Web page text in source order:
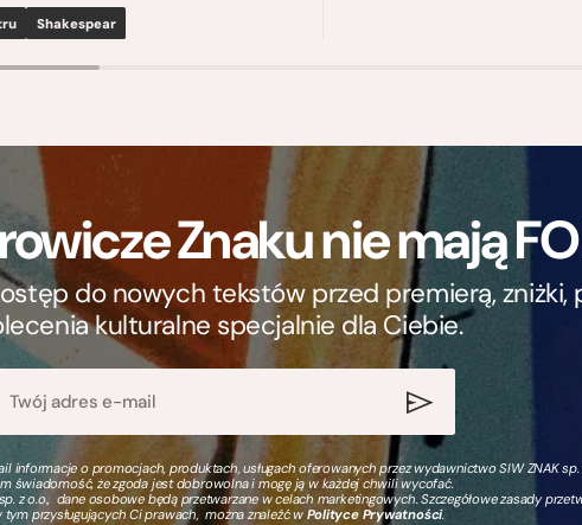
Shakespear
Znaku nie mają
do nowych tekstów przed premierą, zniżki,
kulturalne specjalnie dla Ciebie.
informacje o promocjach, produktach, usługach oferowanych przez wydawnictwo SIW ZNAK sp.
świadomość, że zgoda jest dobrowolna i mogę ją w każdej chwili wycofać.
z o.o., dane osobowe będą przetwarzane w celach marketingowych. Szczegółowe zasady
tym przysługujących Ci prawach, można znaleźć wPolityce Prywatności.